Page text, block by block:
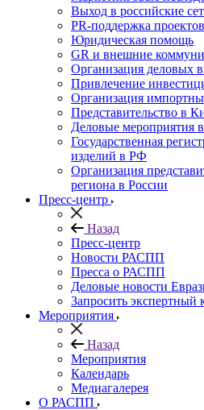
Выход в российские
PR-поддержка
Юридическая помощь
GR и внешние
Организация деловых
Привлечение
Организация
Представительство в
Деловые
Государственная
изделий в РФ
Организация
региона в России
Пресс-центр
Назад
Пресс-центр
Новости РАСПП
Пресса о РАСПП
Деловые новости
Запросить экспертный
Мероприятия
Назад
Мероприятия
Календарь
Медиагалерея
О РАСПП